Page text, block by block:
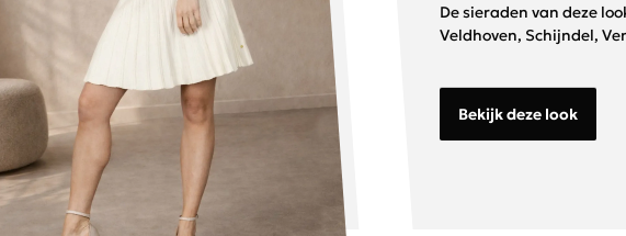
De sieraden van deze
Veldhoven, Schijndel,
Bekijk deze look